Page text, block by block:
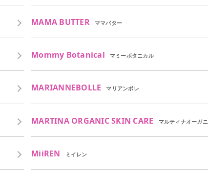
MAMA BUTTER ママバター
Mommy Botanical マミーボタニカル
MARIANNEBOLLE マリアンボレ
MARTINA ORGANIC SKIN CARE
マルティナオーガニ
MiiREN ミイレン